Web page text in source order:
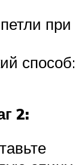
при
способ:
2: